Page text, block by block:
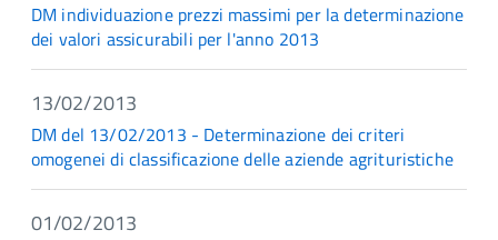
DM individuazione prezzi massimi per la determinazione
dei valori assicurabili per l'anno 2013
13/02/2013
DM del 13/02/2013 - Determinazione dei criteri
omogenei di classificazione delle aziende agrituristiche
01/02/2013